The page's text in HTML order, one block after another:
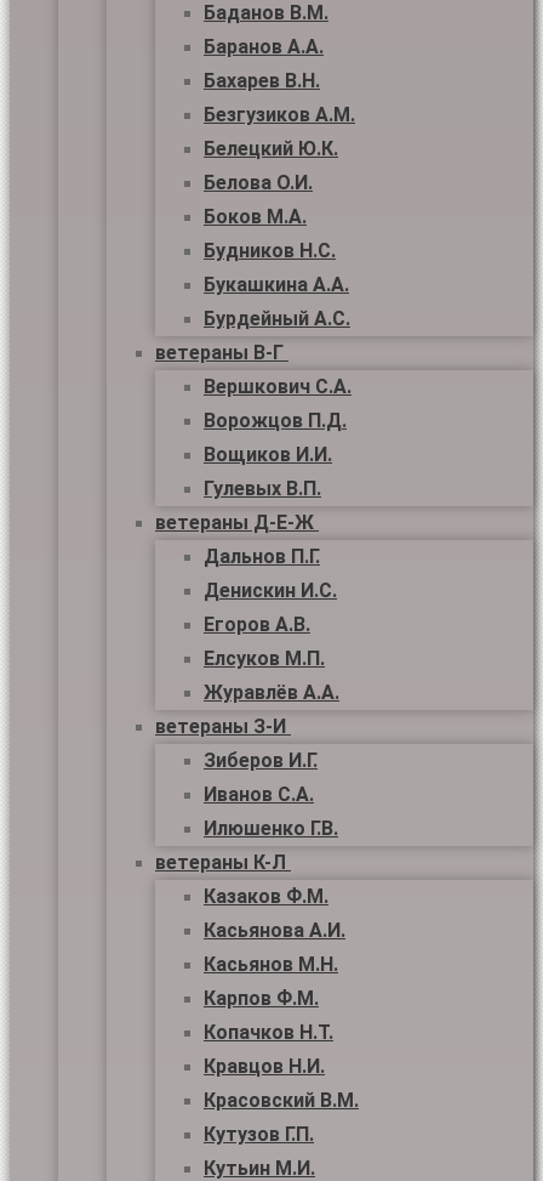
Баданов В.М.
Баранов А.А.
Бахарев В.Н.
Безгузиков А.М.
Белецкий Ю.К.
Белова О.И.
Боков М.А.
Будников Н.С.
Букашкина А.А.
Бурдейный А.С.
ветераны В-Г
Вершкович С.А.
Ворожцов П.Д.
Вощиков И.И.
Гулевых В.П.
ветераны Д-Е-Ж
Дальнов П.Г.
Денискин И.С.
Егоров А.В.
Елсуков М.П.
Журавлёв А.А.
ветераны З-И
Зиберов И.Г.
Иванов С.А.
Илюшенко Г.В.
ветераны К-Л
Казаков Ф.М.
Касьянова А.И.
Касьянов М.Н.
Карпов Ф.М.
Копачков Н.Т.
Кравцов Н.И.
Красовский В.М.
Кутузов Г.П.
Кутьин М.И.